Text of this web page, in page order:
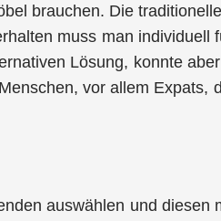
brauchen. Die
muss man individuell
Lösung, konnte
vor allem Expats,
auswählen und diesen